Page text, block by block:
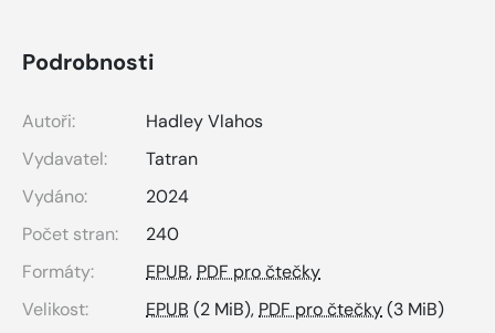
Podrobnosti
Autoři:
Hadley Vlahos
Vydavatel:
Tatran
Vydáno:
2024
Počet stran:
240
Formáty:
EPUB, PDF pro čtečky
Velikost:
EPUB (2 MiB), PDF pro čtečky(3 MiB)